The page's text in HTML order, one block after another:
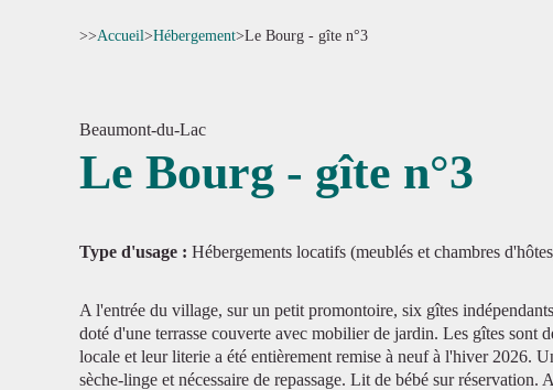
>>Accueil>Hébergement>Le Bourg - gîte n°3
Beaumont-du-Lac
Le Bourg - gîte n°3
Type d'usage : Hébergements locatifs (meublés et chambres
A l'entrée du village, sur un petit promontoire, six gîtes
doté d'une terrasse couverte avec mobilier de jardin. Les gîtes sont
locale et leur literie a été entièrement remise à neuf à l'hiver 2026.
sèche-linge et nécessaire de repassage. Lit de bébé sur réservation.